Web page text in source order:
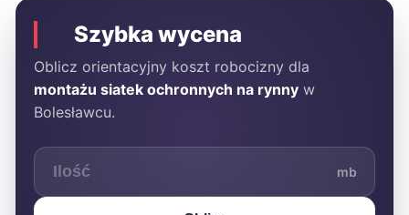
Szybka wycena
Oblicz orientacyjny koszt robocizny dla
montażu siatek ochronnych na rynny w
Bolesławcu.
mb